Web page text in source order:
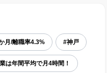
月/離職率4.3% #神戸
は年間平均で月4時間！